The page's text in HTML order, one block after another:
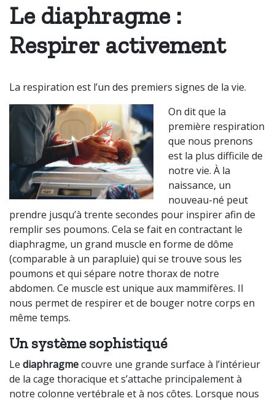
Le diaphragme :
Respirer activement
La respiration est l’un des premiers signes de la vie.
On dit que la
première respiration
que nous prenons
est la plus difficile de
notre vie. À la
naissance, un
nouveau-né peut
prendre jusqu’à trente secondes pour inspirer afin de
remplir ses poumons. Cela se fait en contractant le
diaphragme, un grand muscle en forme de dôme
(comparable à un parapluie) qui se trouve sous les
poumons et qui sépare notre thorax de notre
abdomen. Ce muscle est unique aux mammifères. Il
nous permet de respirer et de bouger notre corps en
même temps.
Un système sophistiqué
Le diaphragmecouvre une grande surface à l’intérieur
de la cage thoracique et s’attache principalement à
notre colonne vertébrale et à nos côtes. Lorsque nous